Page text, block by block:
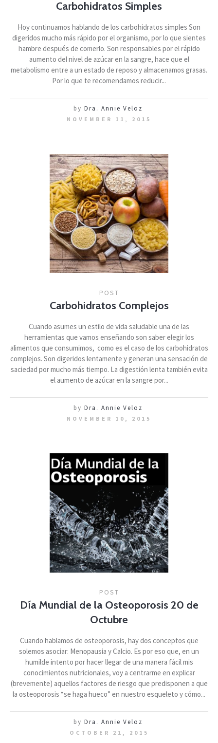
Carbohidratos Simples
Hoy continuamos hablando de los carbohidratos simples Son
digeridos mucho más rápido por el organismo, por lo que sientes
hambre después de comerlo. Son responsables por el rápido
aumento del nivel de azúcar en la sangre, hace que el
metabolismo entre a un estado de reposo y almacenamos grasas.
Por lo que te recomendamos reducir...
by Dra. Annie Veloz
NOVEMBER 11, 2015
POST
Carbohidratos Complejos
Cuando asumes un estilo de vida saludable una de las
herramientas que vamos enseñando son saber elegir los
alimentos que consumimos, como es el caso de los carbohidratos
complejos. Son digeridos lentamente y generan una sensación de
saciedad por mucho más tiempo. La digestión lenta también evita
el aumento de azúcar en la sangre por...
by Dra. Annie Veloz
NOVEMBER 10, 2015
POST
Día Mundial de la Osteoporosis 20 de
Octubre
Cuando hablamos de osteoporosis, hay dos conceptos que
solemos asociar: Menopausia y Calcio. Es por eso que, en un
humilde intento por hacer llegar de una manera fácil mis
conocimientos nutricionales, voy a centrarme en explicar
(brevemente) aquellos factores de riesgo que predisponen a que
la osteoporosis “se haga hueco” en nuestro esqueleto y cómo...
by Dra. Annie Veloz
OCTOBER 21, 2015